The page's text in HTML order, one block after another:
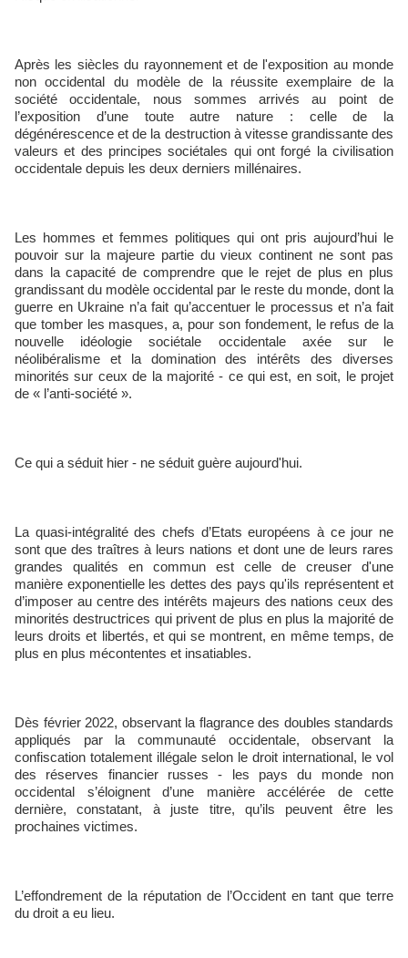
Après les siècles du rayonnement et de l'exposition au monde
non occidental du modèle de la réussite exemplaire de la
société occidentale, nous sommes arrivés au point de
l’exposition d’une toute autre nature : celle de la
dégénérescence et de la destruction à vitesse grandissante des
valeurs et des principes sociétales qui ont forgé la civilisation
occidentale depuis les deux derniers millénaires.
Les hommes et femmes politiques qui ont pris aujourd’hui le
pouvoir sur la majeure partie du vieux continent ne sont pas
dans la capacité de comprendre que le rejet de plus en plus
grandissant du modèle occidental par le reste du monde, dont la
guerre en Ukraine n’a fait qu’accentuer le processus et n’a fait
que tomber les masques, a, pour son fondement, le refus de la
nouvelle idéologie sociétale occidentale axée sur le
néolibéralisme et la domination des intérêts des diverses
minorités sur ceux de la majorité - ce qui est, en soit, le projet
de « l’anti-société ».
Ce qui a séduit hier - ne séduit guère aujourd'hui.
La quasi-intégralité des chefs d’Etats européens à ce jour ne
sont que des traîtres à leurs nations et dont une de leurs rares
grandes qualités en commun est celle de creuser d'une
manière exponentielle les dettes des pays qu'ils représentent et
d’imposer au centre des intérêts majeurs des nations ceux des
minorités destructrices qui privent de plus en plus la majorité de
leurs droits et libertés, et qui se montrent, en même temps, de
plus en plus mécontentes et insatiables.
Dès février 2022, observant la flagrance des doubles standards
appliqués par la communauté occidentale, observant la
confiscation totalement illégale selon le droit international, le vol
des réserves financier russes - les pays du monde non
occidental s’éloignent d’une manière accélérée de cette
dernière, constatant, à juste titre, qu’ils peuvent être les
prochaines victimes.
L’effondrement de la réputation de l’Occident en tant que terre
du droit a eu lieu.